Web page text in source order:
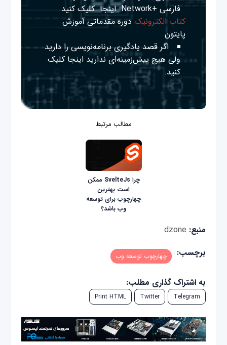
فارسی +Network
اینجا کلیک کنید.
کتاب الکترونیک دوره مقدماتی آموزش
پایتون
اگر قصد یادگیری برنامه‌نویسی را دارید
ولی هیچ پیش‌زمینه‌ای نداریداینجا کلیک
کنید.
مطالب مرتبط
چرا SvelteJs ممکن
است بهترین
چهارچوب برای توسعه
وب باشد؟
منبع: dzone
برچسب:
چهارچوب توسعه وب
به اشتراک گذاری مطلب:
Telegram
Twitter
Print HTML